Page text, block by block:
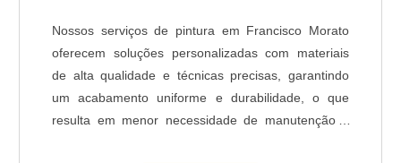
profissional em Tupã também deve fornecer
informações sobre preparo de superfícies, prazo e
possíveis garantia técnica.
QUANTO CUSTA EM MÉDIA
CONTRATAR UM PINTOR EM TUPÃ?
Nossos serviços de pintura em Francisco Morato
oferecem soluções personalizadas com materiais
de alta qualidade e técnicas precisas, garantindo
um acabamento uniforme e durabilidade, o que
resulta em menor necessidade de manutenção e